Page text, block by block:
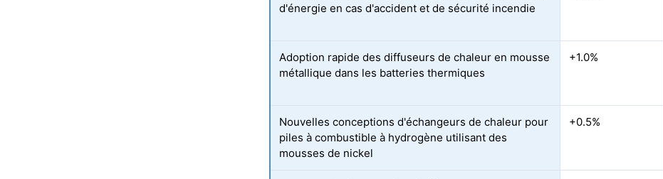
d'énergie en cas d'accident et de sécurité incendie
Adoption rapide des diffuseurs de chaleur en mousse
métallique dans les batteries thermiques
+1.0%
Nouvelles conceptions d'échangeurs de chaleur pour
piles à combustible à hydrogène utilisant des
mousses de nickel
+0.5%